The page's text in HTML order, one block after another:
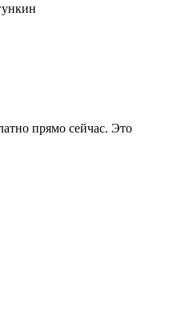
прямо сейчас. Это